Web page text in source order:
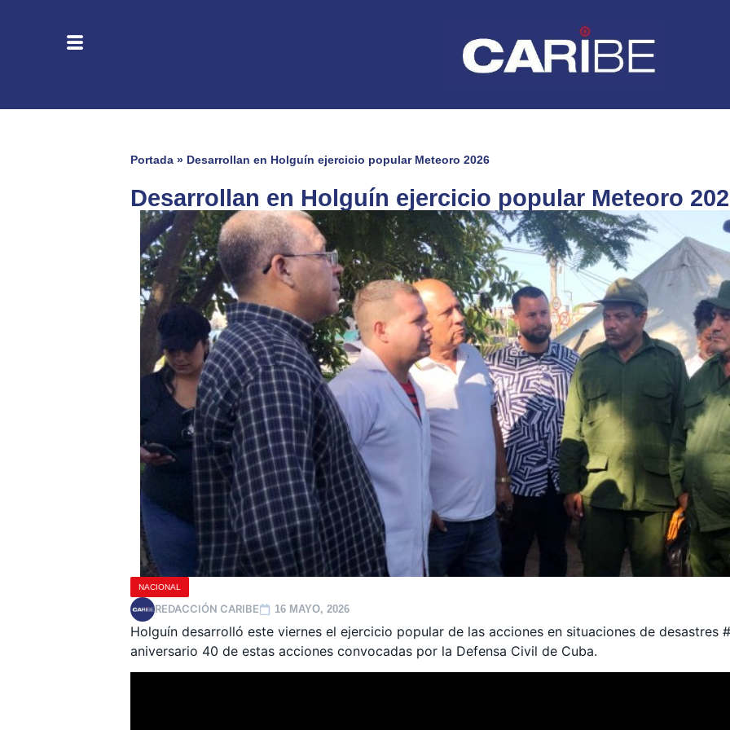
Portada » Desarrollan en Holguín ejercicio popular Meteoro 2026
Desarrollan en Holguín ejercicio popular Meteoro
NACIONAL
REDACCIÓN CARIBE 16 MAYO, 2026
Holguín desarrolló este viernes el ejercicio popular de las acciones en situaciones de desastres
aniversario 40 de estas acciones convocadas por la Defensa Civil de Cuba.